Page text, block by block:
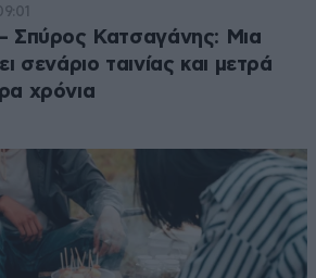
Σπύρος Κατσαγάνης: Μια
σενάριο ταινίας και μετρά
χρόνια